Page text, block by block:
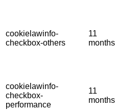
cookielawinfo-
checkbox-others
11
months
cookielawinfo-
checkbox-
performance
11
months